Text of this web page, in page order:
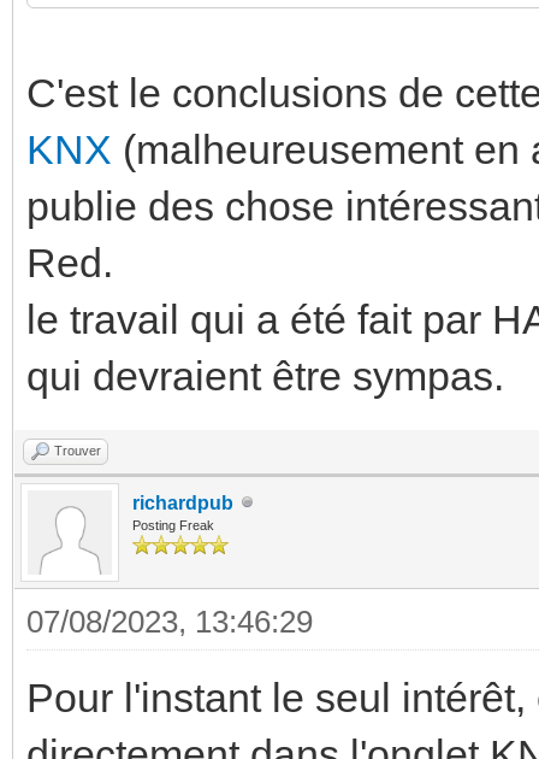
C'est le conclusions de
KNX (malheureusement
publie des chose
Red.
le travail qui a été fait par
qui devraient être sympas.
Trouver
richardpub
Posting Freak
07/08/2023, 13:46:29
Pour l'instant le seul